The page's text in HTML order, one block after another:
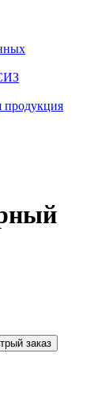
продукция
заказ